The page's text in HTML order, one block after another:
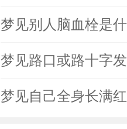
梦见别人脑血栓是
梦见路口或路十字
梦见自己全身长满